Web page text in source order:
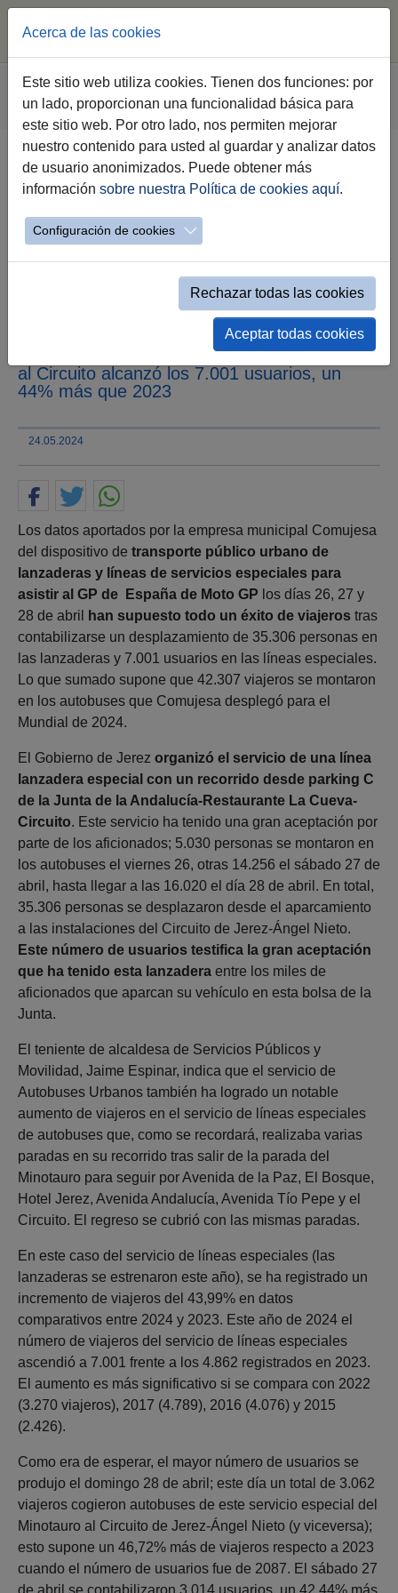
Saltar al contenido principal
Estás aquí:
Jerez.es Webs Municipales
Sala de Prensa
Nota de Prensa
El Servicio de Autobuses Urbanos
desplazó a 42.307 aficionados al
Circuito de Jerez-Ángel Nieto
durante el GP de España
La estrenada lanzadera del parking C de la
Junta al trazado jerezano contabilizó 35.306
viajeros y la línea especial desde el Minotauro
al Circuito alcanzó los 7.001 usuarios, un
44% más que 2023
24.05.2024
Los datos aportados por la empresa municipal Comujesa
del dispositivo de transporte público urbano de
lanzaderas y líneas de servicios especiales para
asistir al GP de España de Moto GP los días 26, 27 y
28 de abril
han supuesto todo un éxito de viajeros tras
contabilizarse un desplazamiento de 35.306 personas en
las lanzaderas y 7.001 usuarios en las líneas especiales.
Lo que sumado supone que 42.307 viajeros se montaron
en los autobuses que Comujesa desplegó para el
Mundial de 2024.
El Gobierno de Jerez organizó el servicio de una línea
lanzadera especial con un recorrido desde parking C
de la Junta de la Andalucía-Restaurante La Cueva-
Circuito. Este servicio ha tenido una gran aceptación por
parte de los aficionados; 5.030 personas se montaron en
los autobuses el viernes 26, otras 14.256 el sábado 27 de
abril, hasta llegar a las 16.020 el día 28 de abril. En total,
35.306 personas se desplazaron desde el aparcamiento
a las instalaciones del Circuito de Jerez-Ángel Nieto.
Este número de usuarios testifica la gran aceptación
que ha tenido esta lanzadera entre los miles de
aficionados que aparcan su vehículo en esta bolsa de la
Junta.
El teniente de alcaldesa de Servicios Públicos y
Movilidad, Jaime Espinar, indica que el servicio de
Autobuses Urbanos también ha logrado un notable
aumento de viajeros en el servicio de líneas especiales
de autobuses que, como se recordará, realizaba varias
paradas en su recorrido tras salir de la parada del
Minotauro para seguir por Avenida de la Paz, El Bosque,
Hotel Jerez, Avenida Andalucía, Avenida Tío Pepe y el
Circuito. El regreso se cubrió con las mismas paradas.
En este caso del servicio de líneas especiales (las
lanzaderas se estrenaron este año), se ha registrado un
incremento de viajeros del 43,99% en datos
comparativos entre 2024 y 2023. Este año de 2024 el
número de viajeros del servicio de líneas especiales
ascendió a 7.001 frente a los 4.862 registrados en 2023.
El aumento es más significativo si se compara con 2022
(3.270 viajeros), 2017 (4.789), 2016 (4.076) y 2015
(2.426).
Como era de esperar, el mayor número de usuarios se
produjo el domingo 28 de abril; este día un total de 3.062
viajeros cogieron autobuses de este servicio especial del
Minotauro al Circuito de Jerez-Ángel Nieto (y viceversa);
esto supone un 46,72% más de viajeros respecto a 2023
cuando el número de usuarios fue de 2087. El sábado 27
Acerca de las cookies
Este sitio web utiliza cookies. Tienen dos funciones: por
un lado, proporcionan una funcionalidad básica para
este sitio web. Por otro lado, nos permiten mejorar
nuestro contenido para usted al guardar y analizar datos
de usuario anonimizados. Puede obtener más
información sobre nuestra Política de cookies aquí.
Configuración de cookies
Rechazar todas las cookies
Aceptar todas cookies